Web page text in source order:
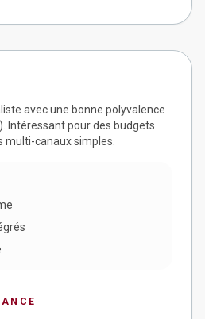
avec une bonne polyvalence
Intéressant pour des budgets
multi-canaux simples.